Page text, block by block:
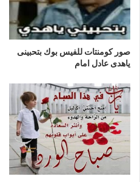
صور كومنتات للفيس بوك بتحبينى
ياهدى عادل امام